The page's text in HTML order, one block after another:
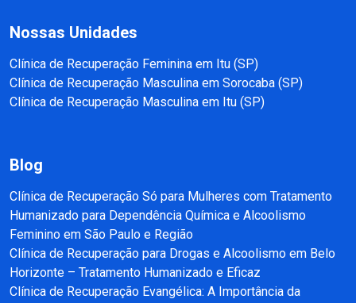
Nossas Unidades
Clínica de Recuperação Feminina em Itu (SP)
Clínica de Recuperação Masculina em Sorocaba (SP)
Clínica de Recuperação Masculina em Itu (SP)
Blog
Clínica de Recuperação Só para Mulheres com Tratamento
Humanizado para Dependência Química e Alcoolismo
Feminino em São Paulo e Região
Clínica de Recuperação para Drogas e Alcoolismo em Belo
Horizonte – Tratamento Humanizado e Eficaz
Clínica de Recuperação Evangélica: A Importância da